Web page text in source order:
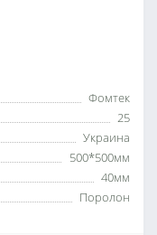
Фомтек
25
Украина
500*500мм
40мм
Поролон